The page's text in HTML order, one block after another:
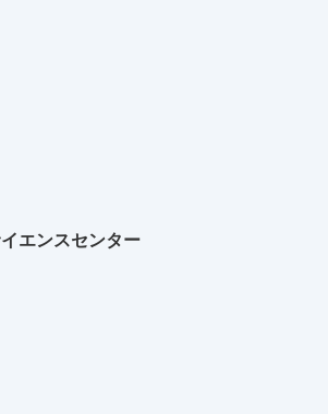
エンスセンター